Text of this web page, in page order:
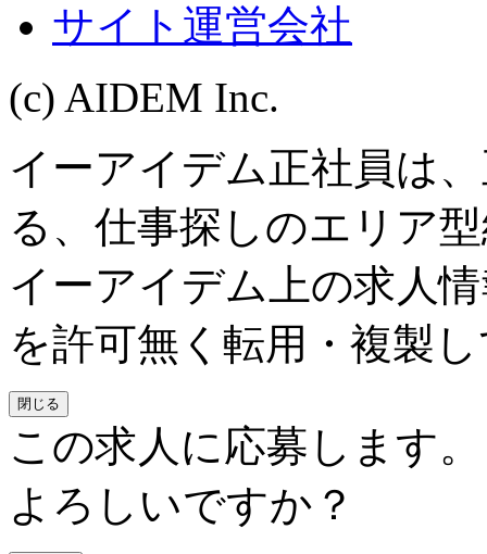
サイト運営会社
(c) AIDEM Inc.
イーアイデム正社員は
る、仕事探しのエリア
イーアイデム上の求人
を許可無く転用・複製
閉じる
この求人に応募します。
よろしいですか？